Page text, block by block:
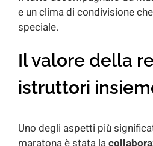
e un clima di condivisione
speciale.
Il valore della
istruttori
Uno degli aspetti più